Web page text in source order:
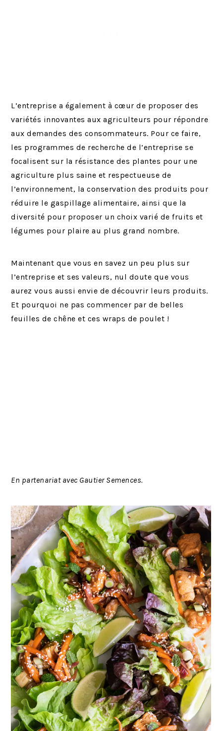
L’entreprise a également à cœur de proposer des
variétés innovantes aux agriculteurs pour répondre
aux demandes des consommateurs. Pour ce faire,
les programmes de recherche de l’entreprise se
focalisent sur la résistance des plantes pour une
agriculture plus saine et respectueuse de
l’environnement, la conservation des produits pour
réduire le gaspillage alimentaire, ainsi que la
diversité pour proposer un choix varié de fruits et
légumes pour plaire au plus grand nombre.
Maintenant que vous en savez un peu plus sur
l’entreprise et ses valeurs, nul doute que vous
aurez vous aussi envie de découvrir leurs produits.
Et pourquoi ne pas commencer par de belles
feuilles de chêne et ces wraps de poulet !
En partenariat avec Gautier Semences.